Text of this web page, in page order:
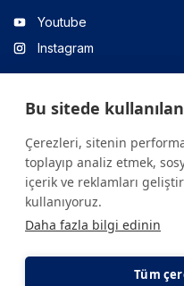
Youtube
Instagram
Linkedin
Sitede yer alan tüm içerikler
Sağlığınızla ilgili
kuruluşuna başvurunuz.
Bu sitede
Çerezleri, sitenin
toplayıp analiz etmek,
içerik ve reklamları
kullanıyoruz.
Daha fazla bilgi edinin
Tüm